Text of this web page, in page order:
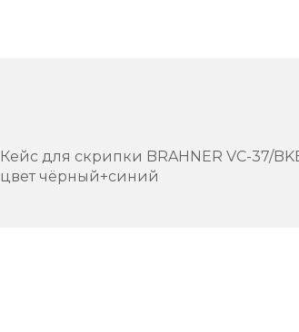
Кейс для скрипки BRAHNER VC-37/
цвет чёрный+синий